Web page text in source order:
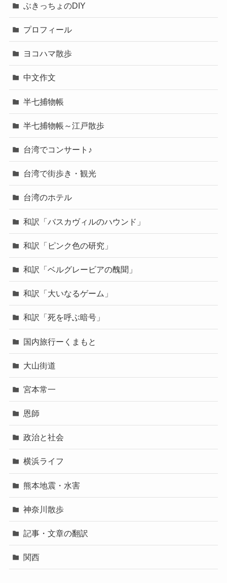
ぶきっちょのDIY
プロフィール
ヨコハマ散歩
中文作文
半七捕物帳
半七捕物帳～江戸散歩
台湾でコンサート♪
台湾で街歩き・観光
台湾のホテル
和訳「バスカヴィルのハウンド」
和訳「ピンク色の研究」
和訳「ベルグレービアの醜聞」
和訳「大いなるゲーム」
和訳「死を呼ぶ暗号」
国内旅行ーくまもと
大山街道
宮本常一
恩師
政治と社会
横浜ライフ
熊本地震・水害
神奈川散歩
記事・文章の翻訳
関西